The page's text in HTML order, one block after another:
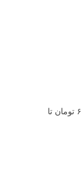
محدوده قیمت: ۶۰,۰۰۰ تومان تا